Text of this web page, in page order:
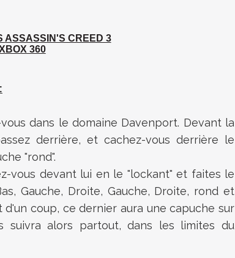
ASSASSIN'S CREED 3
360
dans le domaine Davenport. Devant la
derrière, et cachez-vous derrière le
"rond".
vous devant lui en le "lockant" et faites le
Gauche, Droite, Gauche, Droite, rond et
coup, ce dernier aura une capuche sur
suivra alors partout, dans les limites du